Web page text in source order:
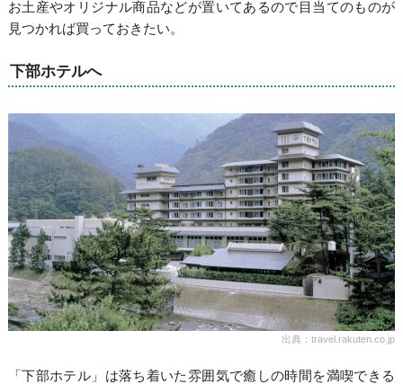
お土産やオリジナル商品などが置いてあるので目当てのものが
見つかれば買っておきたい。
下部ホテルへ
出典：travel.rakuten.co.jp
「下部ホテル」は落ち着いた雰囲気で癒しの時間を満喫できる